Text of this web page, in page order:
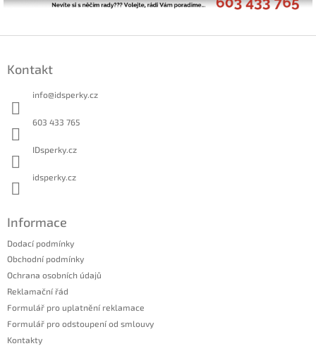
Kontakt
info@idsperky.cz
603 433 765
IDsperky.cz
idsperky.cz
Informace
Dodací podmínky
Obchodní podmínky
Ochrana osobních údajů
Reklamační řád
Formulář pro uplatnění reklamace
Formulář pro odstoupení od smlouvy
Kontakty